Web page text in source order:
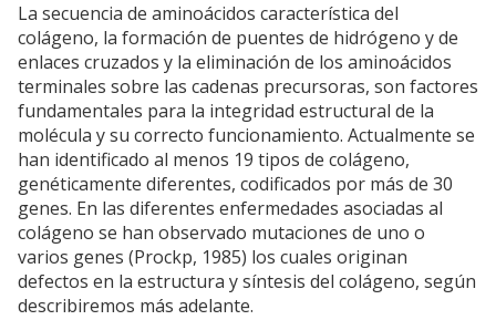
La secuencia de aminoácidos característica del
colágeno, la formación de puentes de hidrógeno y de
enlaces cruzados y la eliminación de los aminoácidos
terminales sobre las cadenas precursoras, son factores
fundamentales para la integridad estructural de la
molécula y su correcto funcionamiento. Actualmente se
han identificado al menos 19 tipos de colágeno,
genéticamente diferentes, codificados por más de 30
genes. En las diferentes enfermedades asociadas al
colágeno se han observado mutaciones de uno o
varios genes (Prockp, 1985) los cuales originan
defectos en la estructura y síntesis del colágeno, según
describiremos más adelante.